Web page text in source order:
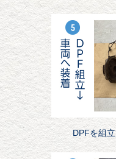
DPFを組